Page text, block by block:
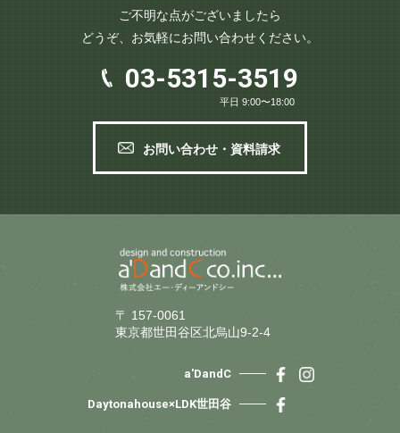
ご不明な点がございましたら
どうぞ、お気軽にお問い合わせください。
03-5315-3519
平日 9:00〜18:00
お問い合わせ・資料請求
〒 157-0061
東京都世田谷区北烏山9-2-4
a'DandC
Daytonahouse×LDK世田谷